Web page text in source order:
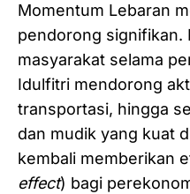
Momentum Lebaran
pendorong signifikan.
masyarakat selama
Idulfitri mendorong
transportasi, hingga
dan mudik yang kuat
kembali memberikan
effect) bagi